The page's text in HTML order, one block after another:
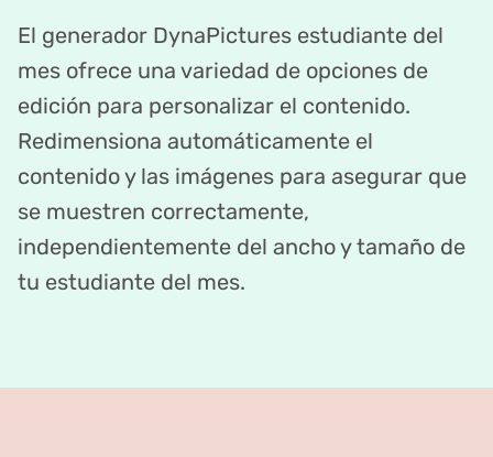
El generador DynaPictures estudiante del
mes ofrece una variedad de opciones de
edición para personalizar el contenido.
Redimensiona automáticamente el
contenido y las imágenes para asegurar que
se muestren correctamente,
independientemente del ancho y tamaño de
tu estudiante del mes.